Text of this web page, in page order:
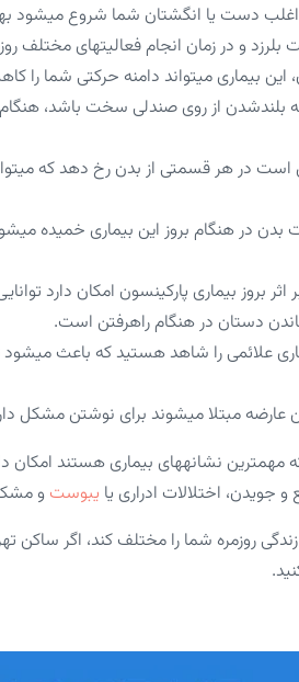
دست یا انگشتان شما شروع می­شود
و در زمان انجام فعالیت­های مختلف
این بیماری می­تواند دامنه حرکتی شما را
بلندشدن از روی صندلی سخت باشد،
در هر قسمتی از بدن رخ دهد که
در هنگام بروز این بیماری خمیده
اثر بروز بیماری پارکینسون امکان دارد
دستان در هنگام راه­رفتن است.
علائمی را شاهد هستید که باعث
عارضه مبتلا می­شوند برای نوشتن مشکل
مهمترین نشانه­های بیماری هستند امکان
جویدن، اختلالات ادراری یا یبوست و
روزمره شما را مختلف کند، اگر ساکن